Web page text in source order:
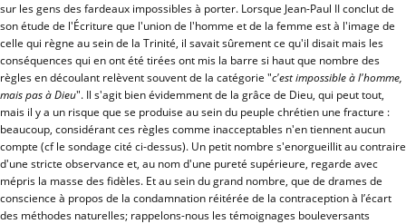
sur les gens des fardeaux impossibles à porter. Lorsque Jean-Paul II conclut de
son étude de l'Écriture que l'union de l'homme et de la femme est à l'image de
celle qui règne au sein de la Trinité, il savait sûrement ce qu'il disait mais les
conséquences qui en ont été tirées ont mis la barre si haut que nombre des
règles en découlant relèvent souvent de la catégorie "c'est impossible à l'homme,
mais pas à Dieu". Il s'agit bien évidemment de la grâce de Dieu, qui peut tout,
mais il y a un risque que se produise au sein du peuple chrétien une fracture :
beaucoup, considérant ces règles comme inacceptables n'en tiennent aucun
compte (cf le sondage cité ci-dessus). Un petit nombre s'enorgueillit au contraire
d'une stricte observance et, au nom d'une pureté supérieure, regarde avec
mépris la masse des fidèles. Et au sein du grand nombre, que de drames de
conscience à propos de la condamnation réitérée de la contraception à l’écart
des méthodes naturelles; rappelons-nous les témoignages bouleversants